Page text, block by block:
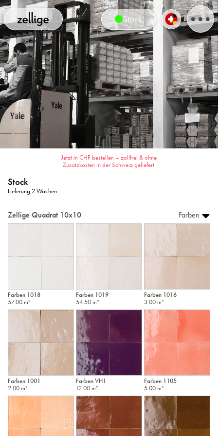
Stock
Jetzt in CHF bestellen – zollfrei & ohne
Zusatzkosten in der Schweiz geliefert.
Stock
Lieferung 2 Wochen
Farben
1019 1034 1036
1037 1040 1042 1045
1057 1064 1065 1066 1070
Zellige Quadrat 10x10
Farben 1018
57.00 m²
Farben 1019
54.50 m²
Farben 1016
3.00 m²
Farben 1001
2.00 m²
Farben VH1
12.00 m²
Farben 1105
5.00 m²